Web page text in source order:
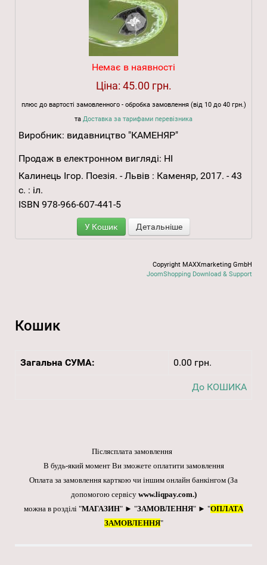
Немає в наявності
Ціна: 45.00 грн.
плюс до вартості замовленного - обробка замовлення (від 10 до 40 грн.)
та Доставка за тарифами перевізника
Виробник: видавництво "КАМЕНЯР"
Продаж в електронном вигляді: НІ
Калинець Ігор. Поезія. - Львів : Каменяр, 2017. - 43
с. : іл.
ISBN 978-966-607-441-5
У Кошик Детальніше
Copyright MAXXmarketing GmbH
JoomShopping Download & Support
Кошик
Загальна СУМА: 0.00 грн.
До КОШИКА
Післясплата замовлення
В будь-який момент Ви зможете оплатити замовлення
Оплата за замовлення карткою чи іншим онлайн банкінгом (За
допомогою сервісу www.liqpay.com.)
можна в розділі "МАГАЗИН" ► "ЗАМОВЛЕННЯ" ► "ОПЛАТА
ЗАМОВЛЕННЯ"